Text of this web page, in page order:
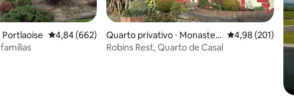
151 avaliações
4,84 de uma avaliação média de 5, 662 avaliações
4,84 (662)
Quarto privativo ⋅ Monaster
evin
4,98 de uma
4,98 (201)
Robins Rest, Quarto de Casal